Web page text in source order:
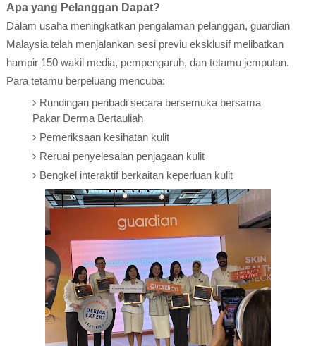
Apa yang Pelanggan Dapat?
Dalam usaha meningkatkan pengalaman pelanggan, guardian
Malaysia telah menjalankan sesi previu eksklusif melibatkan
hampir 150 wakil media, pempengaruh, dan tetamu jemputan.
Para tetamu berpeluang mencuba:
Rundingan peribadi secara bersemuka bersama
Pakar Derma Bertauliah
Pemeriksaan kesihatan kulit
Reruai penyelesaian penjagaan kulit
Bengkel interaktif berkaitan keperluan kulit